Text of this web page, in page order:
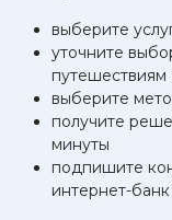
выберите
уточните
путешествиям
выберите
получите
минуты
подпишите
интернет-банк